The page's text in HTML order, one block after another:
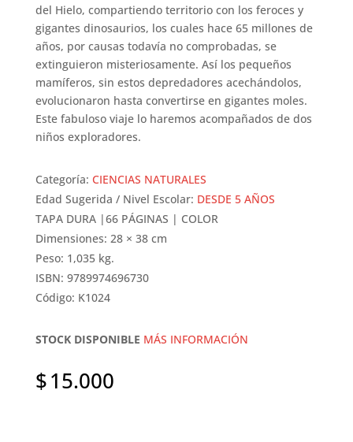
del Hielo, compartiendo territorio con los feroces y
gigantes dinosaurios, los cuales hace 65 millones de
años, por causas todavía no comprobadas, se
extinguieron misteriosamente. Así los pequeños
mamíferos, sin estos depredadores acechándolos,
evolucionaron hasta convertirse en gigantes moles.
Este fabuloso viaje lo haremos acompañados de dos
niños exploradores.
Categoría: CIENCIAS NATURALES
Edad Sugerida / Nivel Escolar: DESDE 5 AÑOS
TAPA DURA |66 PÁGINAS | COLOR
Dimensiones: 28 × 38 cm
Peso: 1,035 kg.
ISBN: 9789974696730
Código: K1024
STOCK DISPONIBLE MÁS INFORMACIÓN
$15.000